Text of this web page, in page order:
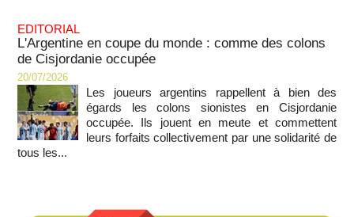
EDITORIAL
L'Argentine en coupe du monde : comme des colons
de Cisjordanie occupée
20/07/2026
Les joueurs argentins rappellent à bien des
égards les colons sionistes en Cisjordanie
occupée. Ils jouent en meute et commettent
leurs forfaits collectivement par une solidarité de
tous les...